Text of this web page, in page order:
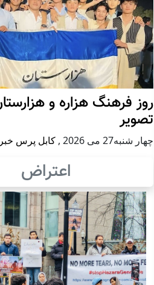
روز فرهنگ هزاره و
تصویر
چهار شنبه27 می 2026 , کابل پرس
اعتراض